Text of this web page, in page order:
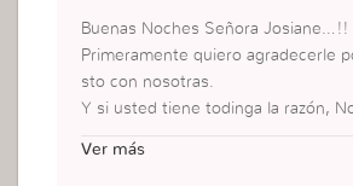
Buenas Noches Señora Josiane…!!
Primeramente quiero agradecerle
sto con nosotras.
Y si usted tiene todinga la razón,
Ver más